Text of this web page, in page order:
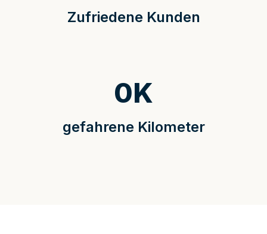
Zufriedene Kunden
gefahrene Kilometer
0K